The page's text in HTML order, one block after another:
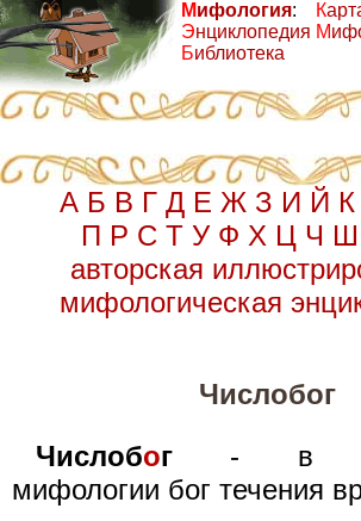
Мифология:
Энциклопедия
Библиотека
К
М
А Б В Г Д Е Ж З И Й К
П Р С Т У Ф Х Ц Ч Ш
авторская
мифологическая
Числобог
Числобог - в
мифологии бог течения